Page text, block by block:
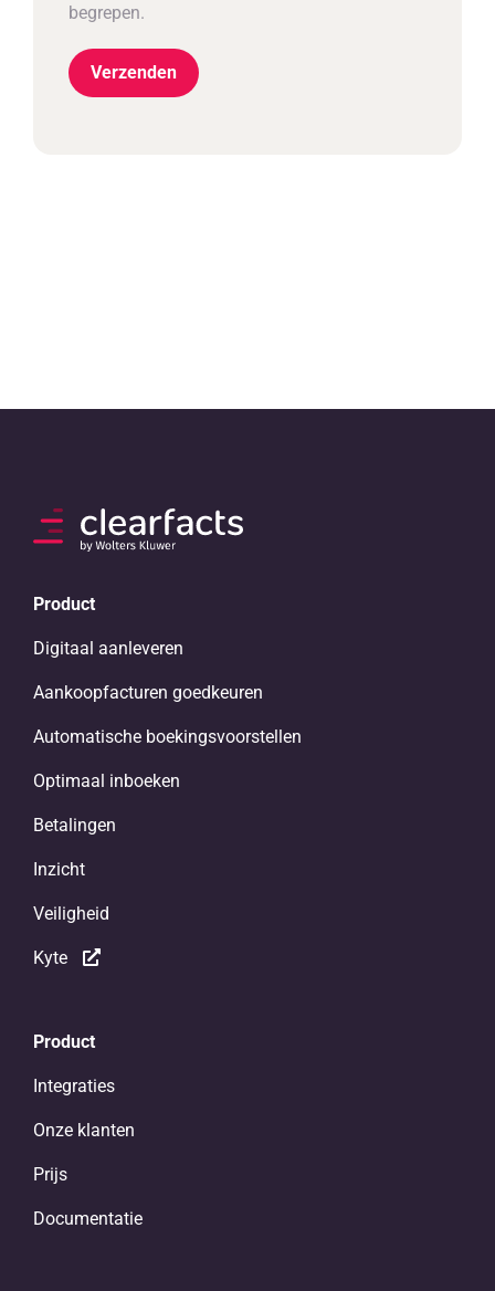
begrepen.
Product
Digitaal aanleveren
Aankoopfacturen goedkeuren
Automatische boekingsvoorstellen
Optimaal inboeken
Betalingen
Inzicht
Veiligheid
Kyte
Product
Integraties
Onze klanten
Prijs
Documentatie